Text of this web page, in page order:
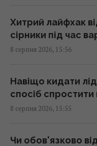
Уся лінійка
вже в понеділок:
Чоловіка
дерев: за кілька
14:50 субота, 08 серпня 2026
Хитрий лайфхак
сірники під час
8 серпня 2026, 15:56
Навіщо кидати
спосіб
8 серпня 2026, 15:55
Чи обов'язково